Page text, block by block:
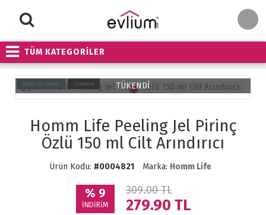
TÜM KATEGORİLER
ÜCRETSİZ KARGO TÜKENDİ TÜKENDİ
Homm Life Peeling Jel Pirinç
Özlü 150 ml Cilt Arındırıcı
Ürün Kodu: #0004821 Marka: Homm Life
% 9
İNDİRİM
309.00 TL
279.90 TL